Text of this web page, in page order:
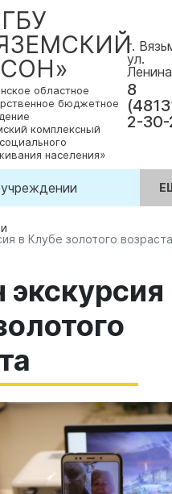
областное
бюджетное
комплексный
населения»
г.
ул.
8
2-30-
в Клубе золотого возраста